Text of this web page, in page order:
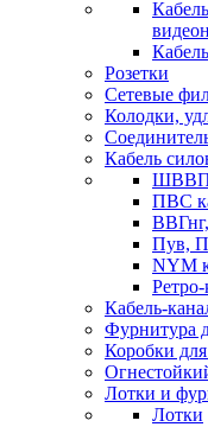
Розетки
Сетевые
Колодки,
Кабель
ШВВП
ПВС
Пув,
NYM
Ретро-
Кабель-
Фурнитура
Коробки
Лотки и
Лотки